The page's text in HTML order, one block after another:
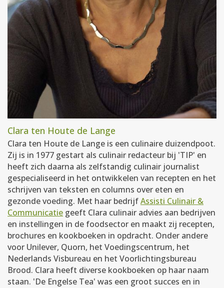
Clara ten Houte de Lange
Clara ten Houte de Lange is een culinaire duizendpoot.
Zij is in 1977 gestart als culinair redacteur bij 'TIP' en
heeft zich daarna als zelfstandig culinair journalist
gespecialiseerd in het ontwikkelen van recepten en het
schrijven van teksten en columns over eten en
gezonde voeding. Met haar bedrijfAssisti Culinair &
Communicatie geeft Clara culinair advies aan bedrijven
en instellingen in de foodsector en maakt zij recepten,
brochures en kookboeken in opdracht. Onder andere
voor Unilever, Quorn, het Voedingscentrum, het
Nederlands Visbureau en het Voorlichtingsbureau
Brood. Clara heeft diverse kookboeken op haar naam
staan. 'De Engelse Tea' was een groot succes en in